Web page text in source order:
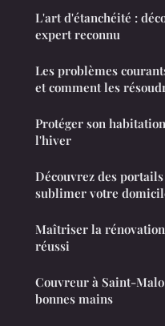
L'art d'étanchéité :
expert reconnu
Les problèmes
et comment les
Protéger son
l'hiver
Découvrez des
sublimer votre
Maîtriser la
réussi
Couvreur à Saint-
bonnes mains